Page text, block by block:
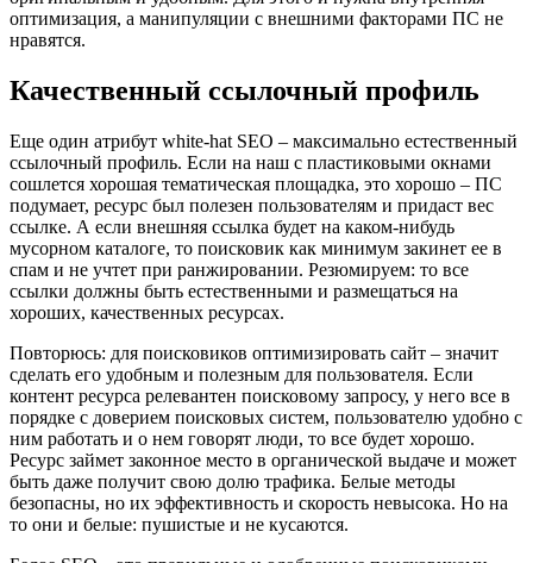
оптимизация, а манипуляции с внешними факторами ПС не
нравятся.
Качественный ссылочный профиль
Еще один атрибут white-hat SEO – максимально естественный
ссылочный профиль. Если на наш с пластиковыми окнами
сошлется хорошая тематическая площадка, это хорошо – ПС
подумает, ресурс был полезен пользователям и придаст вес
ссылке. А если внешняя ссылка будет на каком-нибудь
мусорном каталоге, то поисковик как минимум закинет ее в
спам и не учтет при ранжировании. Резюмируем: то все
ссылки должны быть естественными и размещаться на
хороших, качественных ресурсах.
Повторюсь: для поисковиков оптимизировать сайт – значит
сделать его удобным и полезным для пользователя. Если
контент ресурса релевантен поисковому запросу, у него все в
порядке с доверием поисковых систем, пользователю удобно с
ним работать и о нем говорят люди, то все будет хорошо.
Ресурс займет законное место в органической выдаче и может
быть даже получит свою долю трафика. Белые методы
безопасны, но их эффективность и скорость невысока. Но на
то они и белые: пушистые и не кусаются.